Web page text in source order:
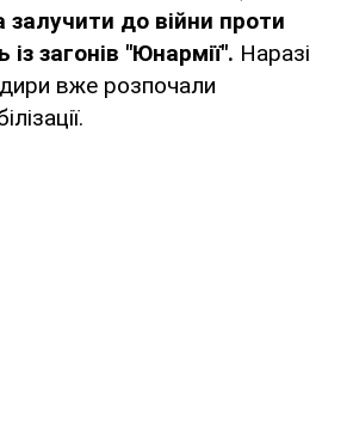
залучити до війни проти
загонів "Юнармії". Наразі
вже розпочали